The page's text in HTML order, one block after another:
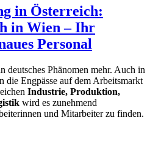
in Österreich:
in Wien – Ihr
Personal
deutsches Phänomen mehr. Auch in
die Engpässe auf dem Arbeitsmarkt
Industrie, Produktion,
wird es zunehmend
und Mitarbeiter zu finden.